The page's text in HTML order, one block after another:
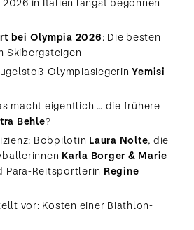
in Italien längst begonnen
bei Olympia 2026: Die besten
Skibergsteigen
OlympiasiegerinYemisi
macht eigentlich … die frühere
Behle?
Bobpilotin Laura Nolte, die
Karla Borger & Marie
Para-Reitsportlerin Regine
vor: Kosten einer Biathlon-